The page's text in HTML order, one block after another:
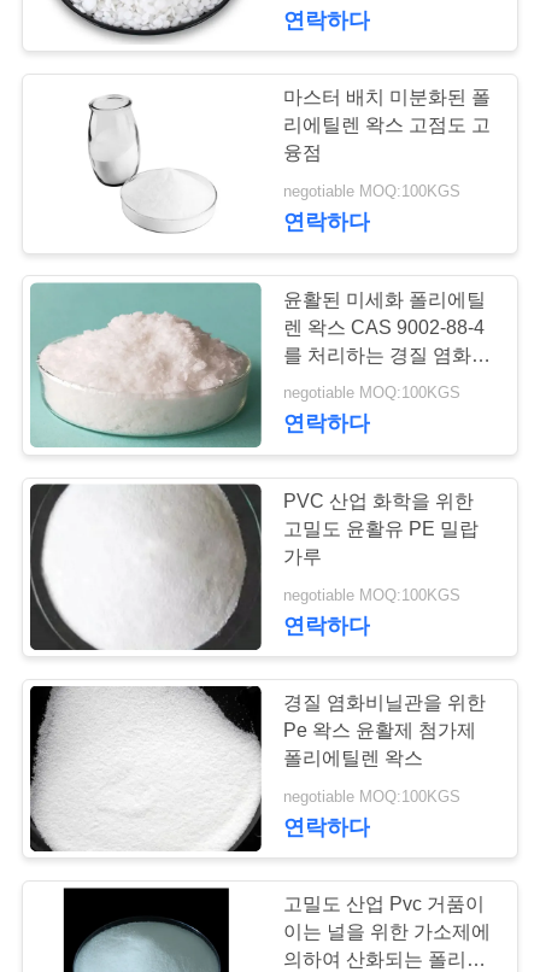
연락하다
마스터 배치 미분화된 폴
리에틸렌 왁스 고점도 고
융점
negotiable MOQ:100KGS
연락하다
윤활된 미세화 폴리에틸
렌 왁스 CAS 9002-88-4
를 처리하는 경질 염화비
닐관
negotiable MOQ:100KGS
연락하다
PVC 산업 화학을 위한
고밀도 윤활유 PE 밀랍
가루
negotiable MOQ:100KGS
연락하다
경질 염화비닐관을 위한
Pe 왁스 윤활제 첨가제
폴리에틸렌 왁스
negotiable MOQ:100KGS
연락하다
고밀도 산업 Pvc 거품이
이는 널을 위한 가소제에
의하여 산화되는 폴리에